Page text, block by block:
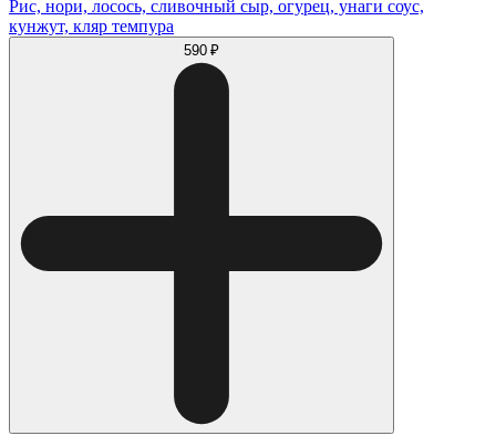
Рис, нори, лосось, сливочный сыр, огурец, унаги соус,
кунжут, кляр темпура
590 ₽